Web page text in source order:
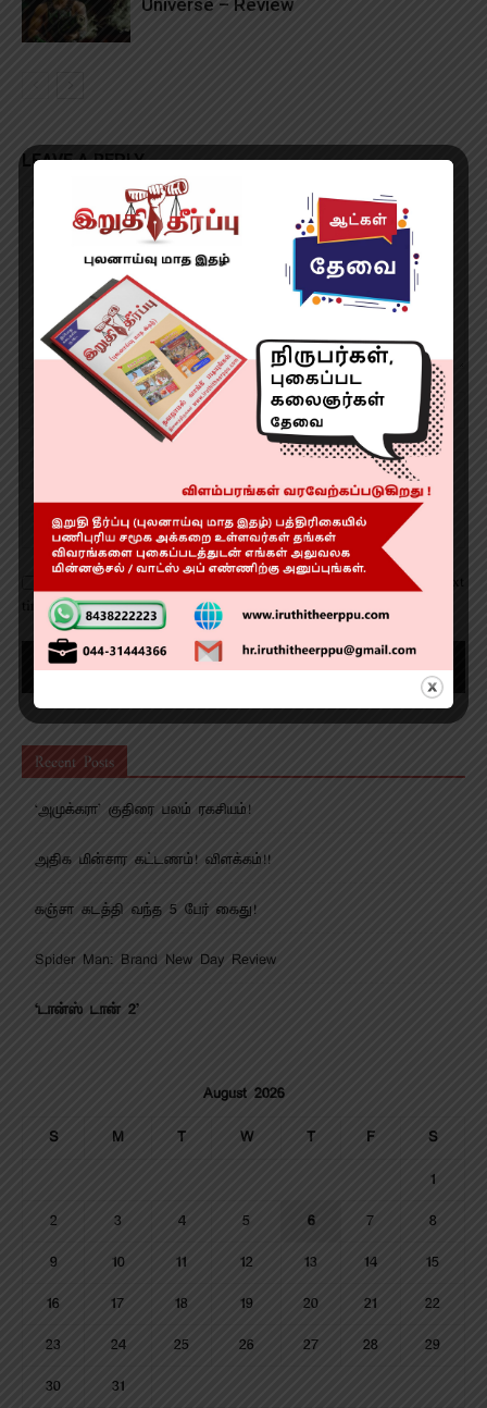
Universe – Review
LEAVE A REPLY
Save my name, email, and website in this browser for the next
time I comment.
Recent Posts
‘அமுக்கரா’ குதிரை பலம் ரகசியம்!
அதிக மின்சார கட்டணம்! விளக்கம்!!
கஞ்சா கடத்தி வந்த 5 பேர் கைது!
Spider Man: Brand New Day Review
‘டான்ஸ் டான் 2’
August 2026
S M T W T F S
1
2 3 4 5 6 7 8
9 10 11 12 13 14 15
16 17 18 19 20 21 22
23 24 25 26 27 28 29
30
31